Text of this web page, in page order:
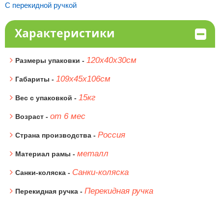
С перекидной ручкой
Характеристики
Размеры упаковки - 120х40х30см
Габариты - 109х45х106см
Вес с упаковкой - 15кг
Возраст - от 6 мес
Страна производства - Россия
Материал рамы - металл
Санки-коляска - Санки-коляска
Перекидная ручка - Перекидная ручка